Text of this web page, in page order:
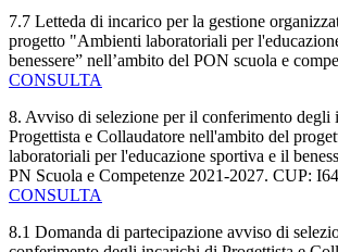
7.7 Letteda di incarico per la gestione
progetto "Ambienti laboratoriali per
benessere” nell’ambito del PON scuola e
CONSULTA
8. Avviso di selezione per il conferimento degli
Progettista e Collaudatore nell'ambito del
laboratoriali per l'educazione sportiva e il
PN Scuola e Competenze 2021-2027. CUP:
CONSULTA
8.1 Domanda di partecipazione avviso di